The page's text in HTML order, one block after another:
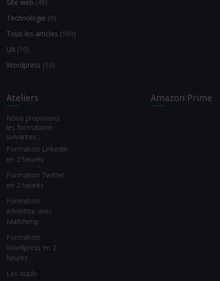
Site web (49)
Technologie (9)
Tous les articles (109)
UX (10)
Wordpress (10)
Ateliers
Nous proposons
les formations
suivantes :
Formation Linkedin
en 2 heures
Formation Twitter
en 2 heures
Formation
infolettre avec
Mailchimp
Formation
Wordpress en 2
heures
Les outils
Amazon Prime